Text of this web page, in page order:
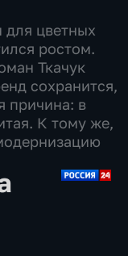
цветных
ростом.
Ткачук
сохранится,
причина: в
К тому же,